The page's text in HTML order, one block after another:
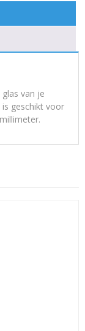
van je
geschikt voor